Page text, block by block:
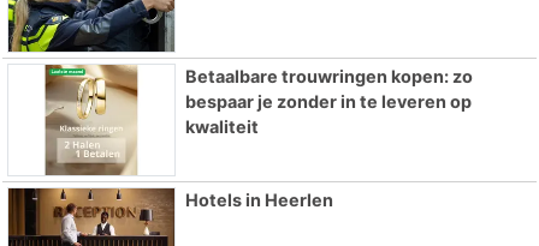
Betaalbare trouwringen kopen: zo
bespaar je zonder in te leveren op
kwaliteit
Hotels in Heerlen